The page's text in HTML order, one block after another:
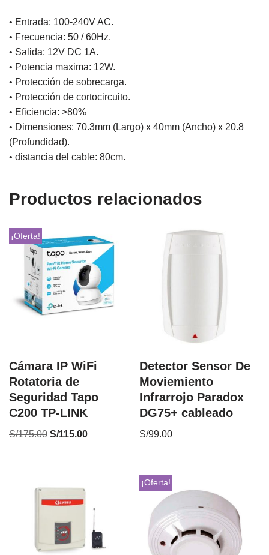
• Entrada: 100-240V AC.
• Frecuencia: 50 / 60Hz.
• Salida: 12V DC 1A.
• Potencia maxima: 12W.
• Protección de sobrecarga.
• Protección de cortocircuito.
• Eficiencia: >80%
• Dimensiones: 70.3mm (Largo) x 40mm (Ancho) x 20.8
(Profundidad).
• distancia del cable: 80cm.
Productos relacionados
¡Oferta!
Cámara IP WiFi
Rotatoria de
Seguridad Tapo
C200 TP-LINK
S/175.00 S/115.00
Detector Sensor De
Moviemiento
Infrarrojo Paradox
DG75+ cableado
S/99.00
¡Oferta!